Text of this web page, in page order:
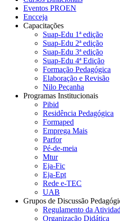
Eventos PROEN
Encceja
Capacitações
Suap-Edu 1ª edição
Suap-Edu 2ª edição
Suap-Edu 3ª edição
Suap-Edu 4ª Edição
Formação Pedagógica
Elaboração e Revisão
Nilo Peçanha
Programas Institucionais
Pibid
Residência Pedagógica
Formaped
Emprega Mais
Parfor
Pé-de-meia
Mtur
Eja-Fic
Eja-Ept
Rede e-TEC
UAB
Grupos de Discussão
Regulamento da
Organização Didática